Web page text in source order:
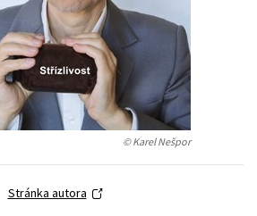
Zahraniční literatura Zdraví a životní styl
Všechny tituly
© Karel Nešpor
Stránka autora